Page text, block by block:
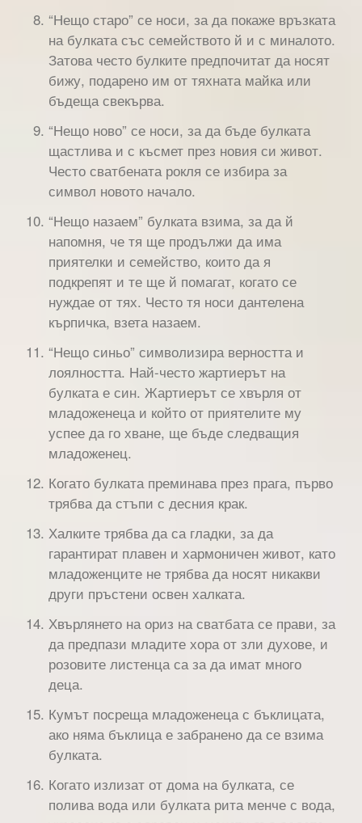
“Нещо старо” се носи, за да покаже връзката
на булката със семейството й и с миналото.
Затова често булките предпочитат да носят
бижу, подарено им от тяхната майка или
бъдеща свекърва.
“Нещо ново” се носи, за да бъде булката
щастлива и с късмет през новия си живот.
Често сватбената рокля се избира за
символ новото начало.
“Нещо назаем” булката взима, за да й
напомня, че тя ще продължи да има
приятелки и семейство, които да я
подкрепят и те ще й помагат, когато се
нуждае от тях. Често тя носи дантелена
кърпичка, взета назаем.
“Нещо синьо” символизира верността и
лоялността. Най-често жартиерът на
булката е син. Жартиерът се хвърля от
младоженеца и който от приятелите му
успее да го хване, ще бъде следващия
младоженец.
Когато булката преминава през прага, първо
трябва да стъпи с десния крак.
Халките трябва да са гладки, за да
гарантират плавен и хармоничен живот, като
младоженците не трябва да носят никакви
други пръстени освен халката.
Хвърлянето на ориз на сватбата се прави, за
да предпази младите хора от зли духове, и
розовите листенца са за да имат много
деца.
Кумът посреща младоженеца с бъклицата,
ако няма бъклица е забранено да се взима
булката.
Когато излизат от дома на булката, се
полива вода или булката рита менче с вода,